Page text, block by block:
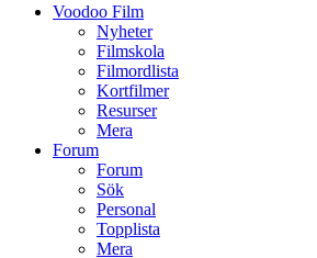
Voodoo Film
Nyheter
Filmskola
Filmordlista
Kortfilmer
Resurser
Mera
Forum
Forum
Sök
Personal
Topplista
Mera